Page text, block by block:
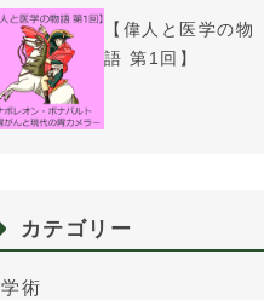
【偉人と医学の物
語 第1回】
カテゴリー
学術